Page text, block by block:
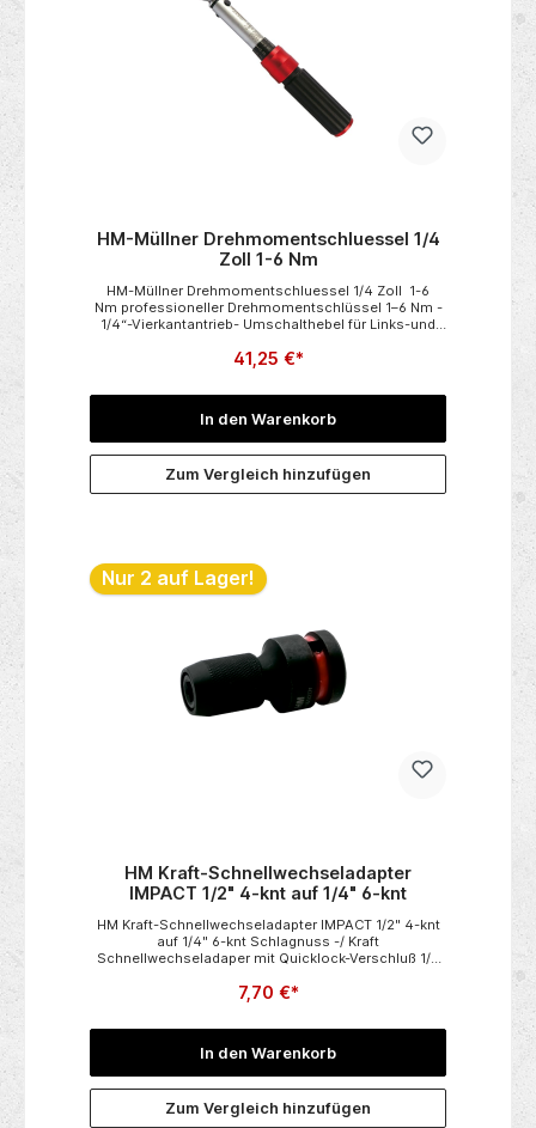
HM-Müllner Drehmomentschluessel 1/4
Zoll 1-6 Nm
HM-Müllner Drehmomentschluessel 1/4 Zoll 1-6
Nm professioneller Drehmomentschlüssel 1–6 Nm -
1/4“-Vierkantantrieb- Umschalthebel für Links-und
Drehmomentes- Dehmomentarretierung-
im Urzeigersinn +- 4 %- gut ablesbare Fein- und
praktischer ausziehbarer PVC-Schatulle
41,25 €*
In den Warenkorb
Zum Vergleich hinzufügen
Nur 2 auf Lager!
HM Kraft-Schnellwechseladapter
IMPACT 1/2" 4-knt auf 1/4" 6-knt
HM Kraft-Schnellwechseladapter IMPACT 1/2" 4-knt
auf 1/4" 6-knt Schlagnuss -/ Kraft
Schnellwechseladaper mit Quicklock-Verschluß 1/2
Vierkantmit Schnellwechselaufnahme für 1/4"
7,70 €*
In den Warenkorb
Zum Vergleich hinzufügen